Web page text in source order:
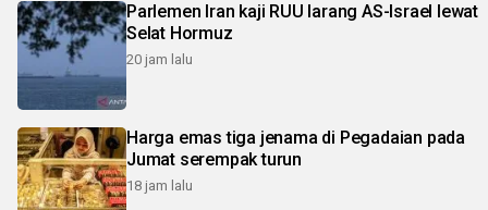
Parlemen Iran kaji RUU larang AS-Israel lewat
Selat Hormuz
20 jam lalu
Harga emas tiga jenama di Pegadaian pada
Jumat serempak turun
18 jam lalu